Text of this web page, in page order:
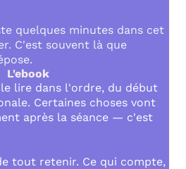
quelques minutes dans cet
C'est souvent là que
L'ebook
lire dans l'ordre, du début
Certaines choses vont
après la séance — c'est
tout retenir. Ce qui compte,